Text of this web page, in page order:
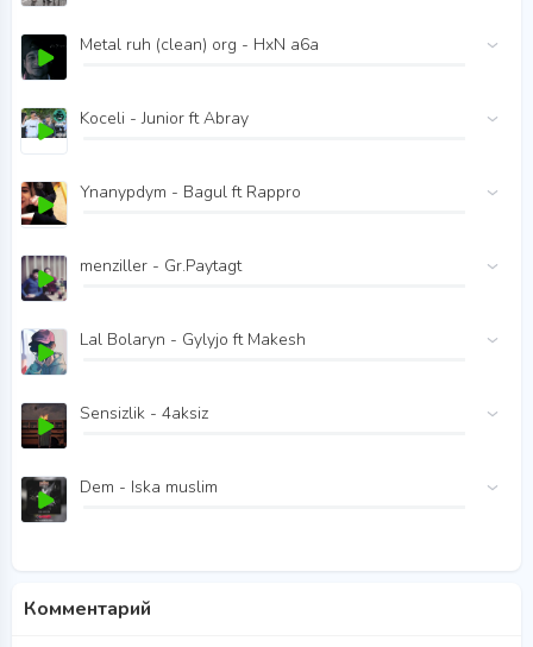
Metal ruh (clean) org - HxN a6a
Koceli - Junior ft Abray
Ynanypdym - Bagul ft Rappro
menziller - Gr.Paytagt
Lal Bolaryn - Gylyjo ft Makesh
Sensizlik - 4aksiz
Dem - Iska muslim
Комментарий